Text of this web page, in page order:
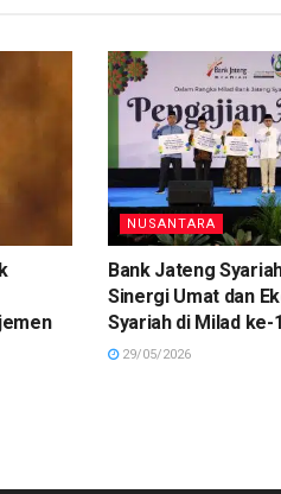
NUSANTARA
Bank Jateng
Sinergi Umat dan
Syariah di Milad ke-
29/05/2026